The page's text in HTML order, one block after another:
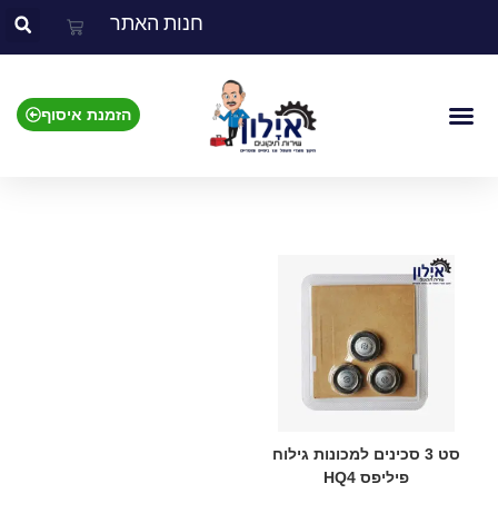
חנות האתר
הזמנת איסוף
סט 3 סכינים למכונות גילוח
פיליפס HQ4